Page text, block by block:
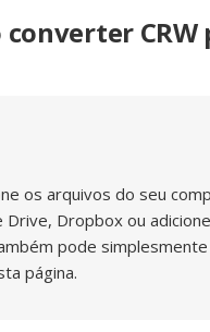
converter CRW
os arquivos do seu
Drive, Dropbox ou
pode
página.